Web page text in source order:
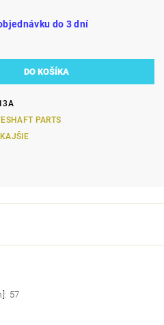
do 3 dní
PARTS
57